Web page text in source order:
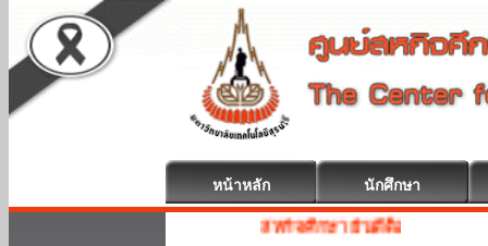
หน้าหลัก นักศึกษา
สหกิจศึกษา ยินดีต้อนรับ